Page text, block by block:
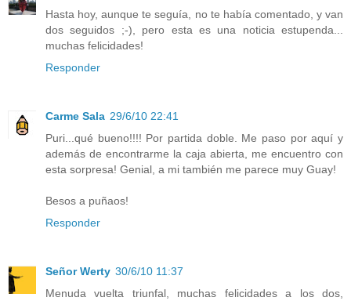
Hasta hoy, aunque te seguía, no te había comentado, y van
dos seguidos ;-), pero esta es una noticia estupenda...
muchas felicidades!
Responder
Carme Sala 29/6/10 22:41
Puri...qué bueno!!!! Por partida doble. Me paso por aquí y
además de encontrarme la caja abierta, me encuentro con
esta sorpresa! Genial, a mi también me parece muy Guay!
Besos a puñaos!
Responder
Señor Werty 30/6/10 11:37
Menuda vuelta triunfal, muchas felicidades a los dos,